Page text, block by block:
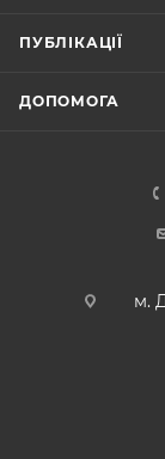
ПУБЛІКАЦІЇ
ДОПОМОГА
м.